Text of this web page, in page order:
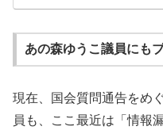
あの森ゆうこ議員にも
現在、国会質問通告をめ
員も、ここ最近は「情報